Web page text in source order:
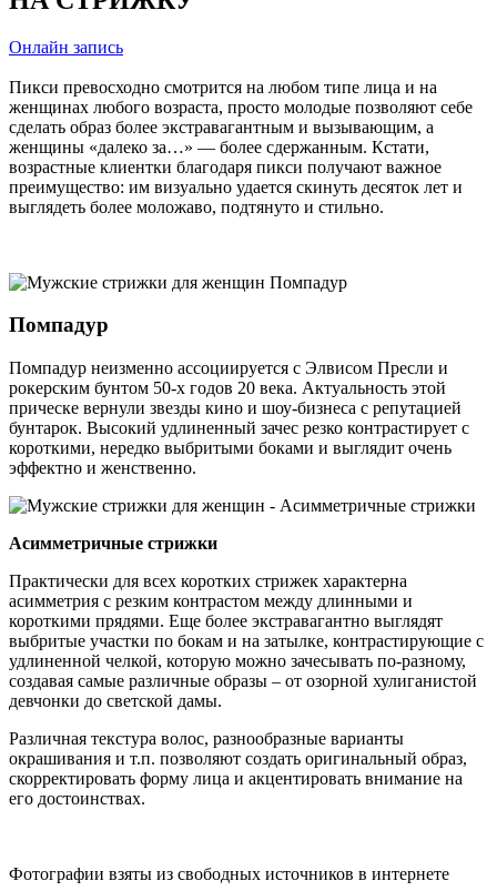
Онлайн запись
Пикси превосходно смотрится на любом типе лица и на
женщинах любого возраста, просто молодые позволяют себе
сделать образ более экстравагантным и вызывающим, а
женщины «далеко за…» — более сдержанным. Кстати,
возрастные клиентки благодаря пикси получают важное
преимущество: им визуально удается скинуть десяток лет и
выглядеть более моложаво, подтянуто и стильно.
Помпадур
Помпадур неизменно ассоциируется с Элвисом Пресли и
рокерским бунтом 50-х годов 20 века. Актуальность этой
прическе вернули звезды кино и шоу-бизнеса с репутацией
бунтарок. Высокий удлиненный зачес резко контрастирует с
короткими, нередко выбритыми боками и выглядит очень
эффектно и женственно.
Асимметричные стрижки
Практически для всех коротких стрижек характерна
асимметрия с резким контрастом между длинными и
короткими прядями. Еще более экстравагантно выглядят
выбритые участки по бокам и на затылке, контрастирующие с
удлиненной челкой, которую можно зачесывать по-разному,
создавая самые различные образы – от озорной хулиганистой
девчонки до светской дамы.
Различная текстура волос, разнообразные варианты
окрашивания и т.п. позволяют создать оригинальный образ,
скорректировать форму лица и акцентировать внимание на
его достоинствах.
Фотографии взяты из свободных источников в интернете